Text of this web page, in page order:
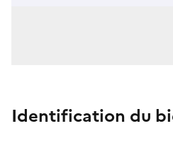
Identification du